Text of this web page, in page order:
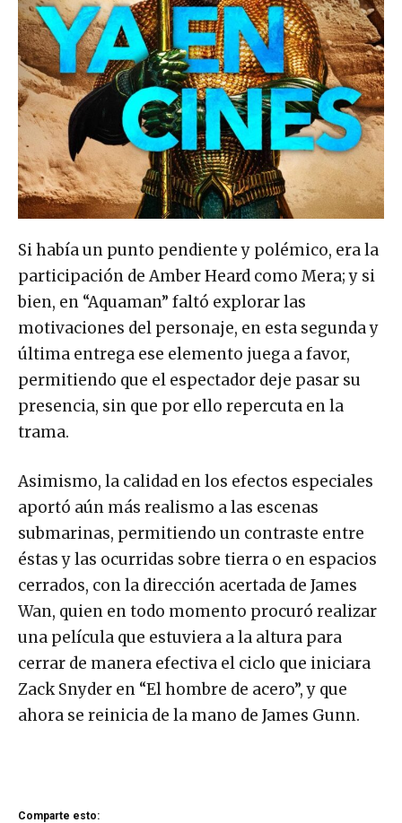
Si había un punto pendiente y polémico, era la
participación de Amber Heard como Mera; y si
bien, en “Aquaman” faltó explorar las
motivaciones del personaje, en esta segunda y
última entrega ese elemento juega a favor,
permitiendo que el espectador deje pasar su
presencia, sin que por ello repercuta en la
trama.
Asimismo, la calidad en los efectos especiales
aportó aún más realismo a las escenas
submarinas, permitiendo un contraste entre
éstas y las ocurridas sobre tierra o en espacios
cerrados, con la dirección acertada de James
Wan, quien en todo momento procuró realizar
una película que estuviera a la altura para
cerrar de manera efectiva el ciclo que iniciara
Zack Snyder en “El hombre de acero”, y que
ahora se reinicia de la mano de James Gunn.
Comparte esto: